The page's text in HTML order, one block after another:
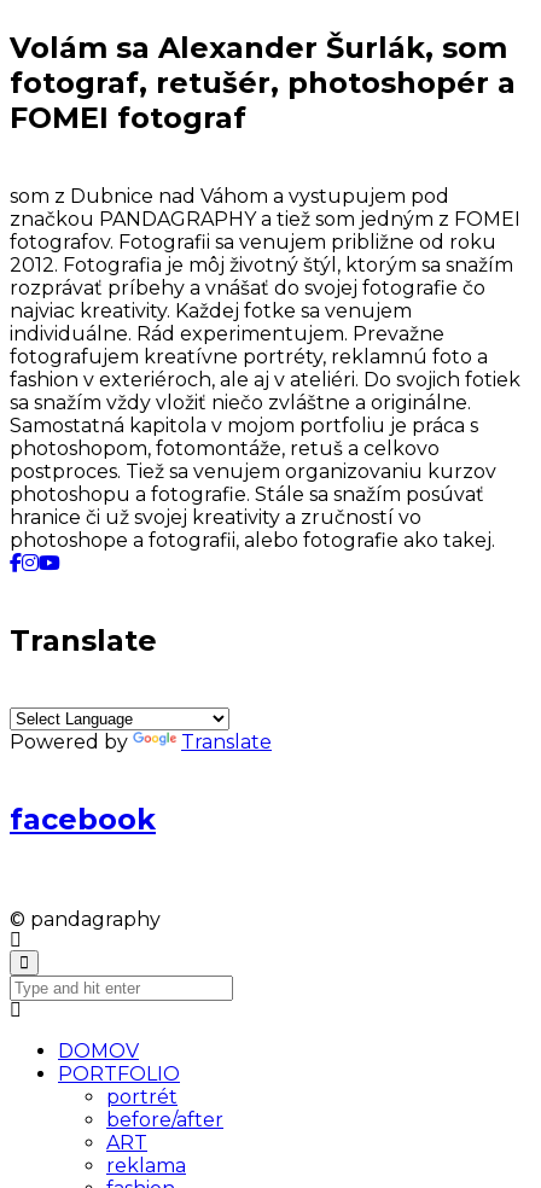
Volám sa Alexander Šurlák, som
fotograf, retušér, photoshopér a
FOMEI fotograf
som z Dubnice nad Váhom a vystupujem pod
značkou PANDAGRAPHY a tiež som jedným z FOMEI
fotografov. Fotografii sa venujem približne od roku
2012. Fotografia je môj životný štýl, ktorým sa snažím
rozprávať príbehy a vnášať do svojej fotografie čo
najviac kreativity. Každej fotke sa venujem
individuálne. Rád experimentujem. Prevažne
fotografujem kreatívne portréty, reklamnú foto a
fashion v exteriéroch, ale aj v ateliéri. Do svojich fotiek
sa snažím vždy vložiť niečo zvláštne a originálne.
Samostatná kapitola v mojom portfoliu je práca s
photoshopom, fotomontáže, retuš a celkovo
postproces. Tiež sa venujem organizovaniu kurzov
photoshopu a fotografie. Stále sa snažím posúvať
hranice či už svojej kreativity a zručností vo
photoshope a fotografii, alebo fotografie ako takej.
Translate
Powered by Translate
facebook
© pandagraphy
DOMOV
PORTFOLIO
portrét
before/after
ART
reklama